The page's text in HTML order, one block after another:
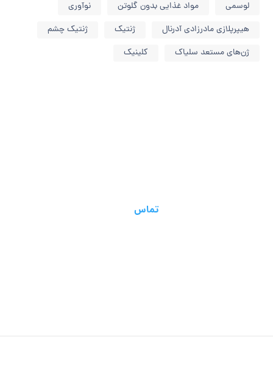
لوسمی
مواد غذایی بدون گلوتن
نوآوری
هیپرپلازی مادرزادی آدرنال
ژنتیک
ژنتیک چشم
ژن‌های مستعد سلیاک
کلینیک
تماس